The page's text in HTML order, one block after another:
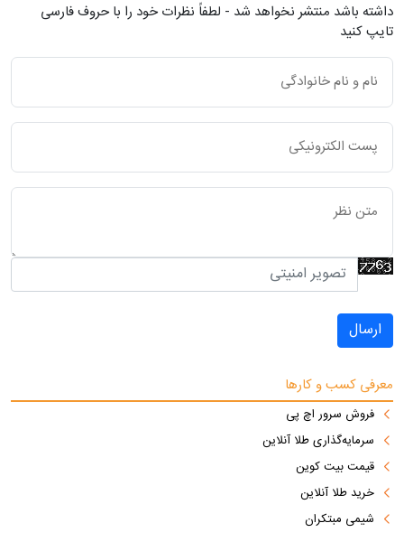
داشته باشد منتشر نخواهد شد - لطفاً نظرات خود را با حروف فارسی
تایپ کنید
ارسال
معرفی کسب و کارها
فروش سرور اچ پی
سرمایه‌گذاری طلا آنلاین
قیمت بیت کوین
خرید طلا آنلاین
شیمی مبتکران